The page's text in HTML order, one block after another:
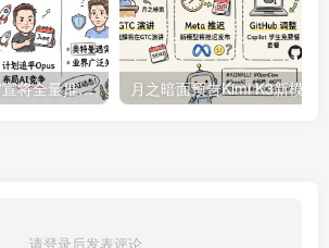
Kimi K2.6 Code官宣将全量推送，实锤Opus4.6降智严重 | 4月14日AI日报第365期
请登录后发表评论